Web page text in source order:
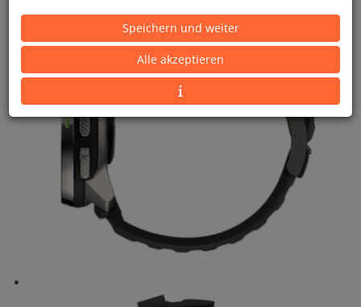
Speichern und weiter
Alle akzeptieren